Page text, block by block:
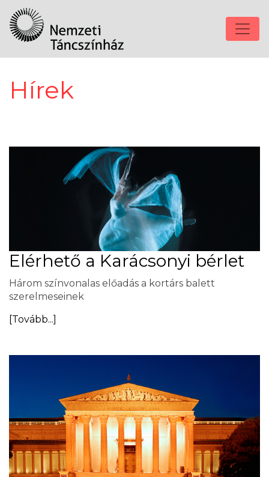
Hírek
Elérhető a Karácsonyi bérlet
Három színvonalas előadás a kortárs balett
szerelmeseinek
[Tovább...]